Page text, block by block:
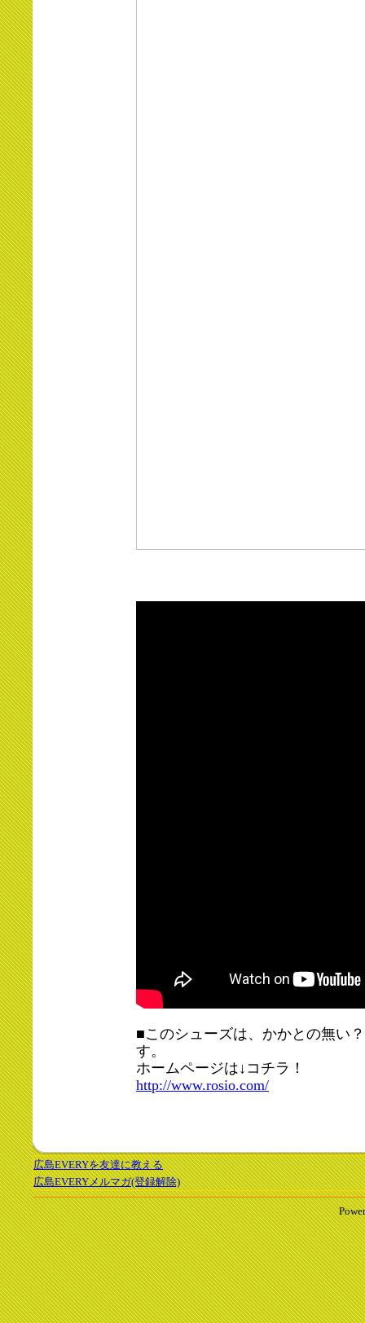
■このシューズは、かかとの無い
す。
ホームページは↓コチラ！
http://www.rosio.com/
広島EVERYを友達に教える
広島EVERYメルマガ(登録解除)